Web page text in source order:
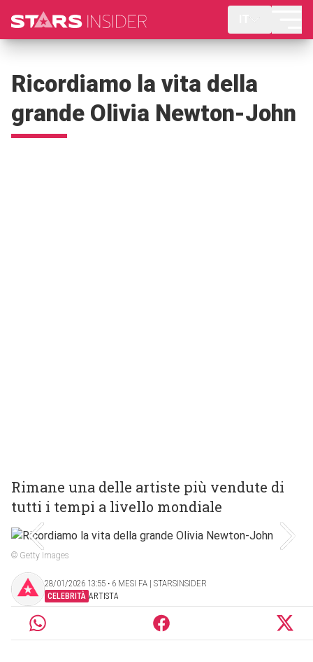
Ricordiamo la vita della
grande Olivia Newton-John
Rimane una delle artiste più vendute di
tutti i tempi a livello mondiale
© Getty Images
28/01/2026 13:55 ‧ 6 MESI FA | STARSINSIDER
CELEBRITÀ ARTISTA